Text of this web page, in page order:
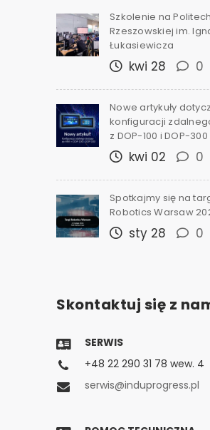
Szkolenie na
Rzeszowskiej im.
Łukasiewicza
kwi 28 0
Nowe artykuły
konfiguracji
z DOP-100 i DOP-300
kwi 02 0
Spotkajmy się na
Robotics Warsaw
sty 28 0
Skontaktuj się z
SERWIS
+48 22 290 31 78 wew. 4
serwis@induprogress.pl